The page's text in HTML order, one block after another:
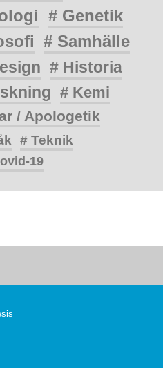
# Genetik
# Samhälle
# Historia
# Kemi
/ Apologetik
# Teknik
19